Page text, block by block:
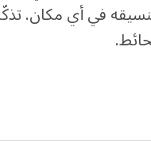
في أي مكان.